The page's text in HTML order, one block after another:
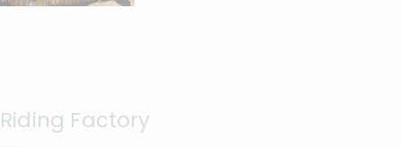
Riding Factory